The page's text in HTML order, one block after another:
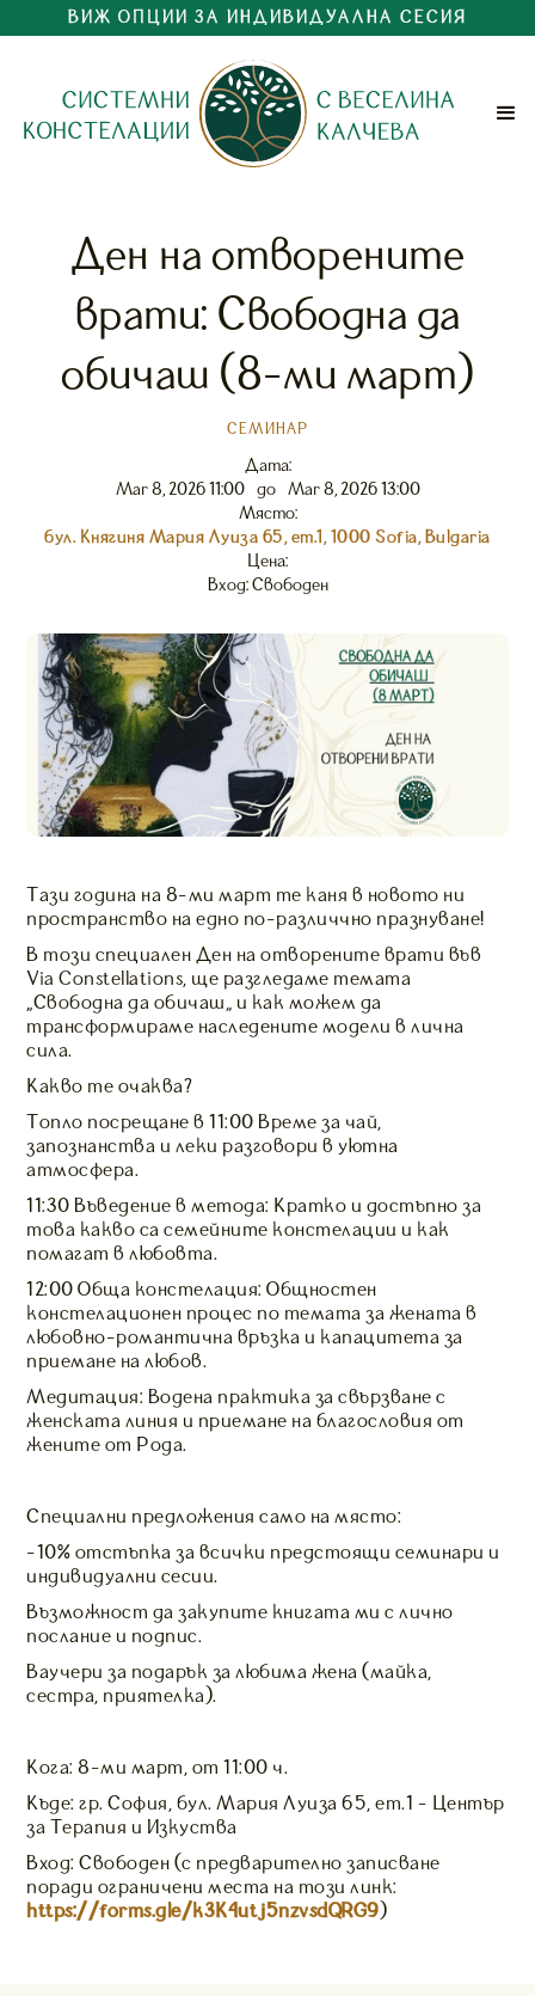
ВИЖ ОПЦИИ ЗА ИНДИВИДУАЛНА СЕСИЯ
Ден на отворените
врати: Свободна да
обичаш (8-ми март)
СЕМИНАР
Дата:
Mar 8, 2026 11:00
до
Mar 8, 2026 13:00
Място:
бул. Княгиня Мария Луиза 65, ет.1, 1000 Sofia, Bulgaria
Цена:
Вход: Свободен
Тази година на 8-ми март те каня в новото ни
пространство на едно по-различчно празнуване!
В този специален Ден на отворените врати във
Via Constellations, ще разгледаме темата
„Свободна да обичаш“ и как можем да
трансформираме наследените модели в лична
сила.
Какво те очаква?
Топло посрещане в 11:00 Време за чай,
запознанства и леки разговори в уютна
атмосфера.
11:30 Въведение в метода: Кратко и достъпно за
това какво са семейните констелации и как
помагат в любовта.
12:00 Обща констелация: Общностен
констелационен процес по темата за жената в
любовно-романтична връзка и капацитета за
приемане на любов.
Медитация: Водена практика за свързване с
женската линия и приемане на благословия от
жените от Рода.
Специални предложения само на място:
-10% отстъпка за всички предстоящи семинари и
индивидуални сесии.
Възможност да закупите книгата ми с лично
послание и подпис.
Ваучери за подарък за любима жена (майка,
сестра, приятелка).
Кога: 8-ми март, от 11:00 ч.
Къде: гр. София, бул. Мария Луиза 65, ет.1 - Център
за Терапия и Изкуства
Вход: Свободен (с предварително записване
поради ограничени места на този линк:
https://forms.gle/k3K4utj5nzvsdQRG9)